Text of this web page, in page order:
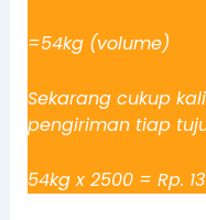
=54kg (volume)
Sekarang cukup
pengiriman tiap
54kg x 2500 = Rp.